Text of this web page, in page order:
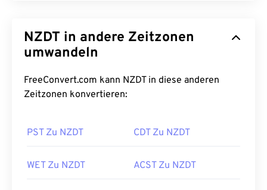
NZDT in andere Zeitzonen
umwandeln
FreeConvert.com kann NZDT in diese anderen
Zeitzonen konvertieren:
PST Zu NZDT CDT Zu NZDT
WET Zu NZDT ACST Zu NZDT